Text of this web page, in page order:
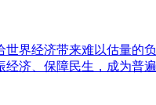
世界经济带来难以估量的
济、保障民生，成为普